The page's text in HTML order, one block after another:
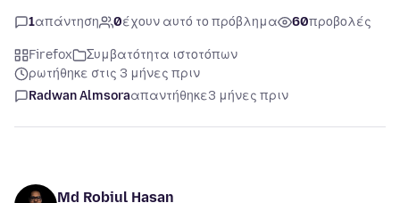
1απάντηση 0έχουν αυτό το πρόβλημα 60προβολές
Firefox
Συμβατότητα ιστοτόπων
ρωτήθηκε στις 3 μήνες πριν
Radwan Almsoraαπαντήθηκε3 μήνες πριν
Md Robiul Hasan